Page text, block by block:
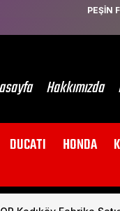
PEŞİN
Hakkımızda
DUCATI HONDA